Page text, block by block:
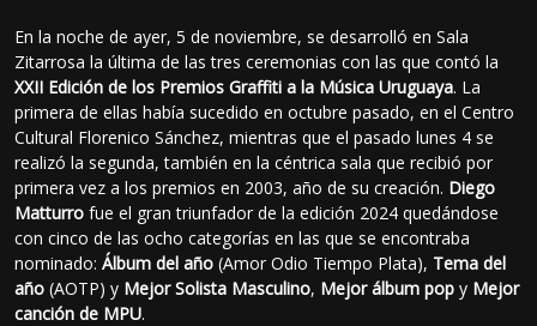
En la noche de ayer, 5 de noviembre, se desarrolló en Sala
Zitarrosa la última de las tres ceremonias con las que contó la
XXII Edición de los Premios Graffiti a la Música Uruguaya. La
primera de ellas había sucedido en octubre pasado, en el Centro
Cultural Florenico Sánchez, mientras que el pasado lunes 4 se
realizó la segunda, también en la céntrica sala que recibió por
primera vez a los premios en 2003, año de su creación. Diego
Matturro fue el gran triunfador de la edición 2024 quedándose
con cinco de las ocho categorías en las que se encontraba
nominado:Álbum del año (Amor Odio Tiempo Plata), Tema del
año (AOTP) y Mejor Solista Masculino, Mejor álbum pop y Mejor
canción de MPU.